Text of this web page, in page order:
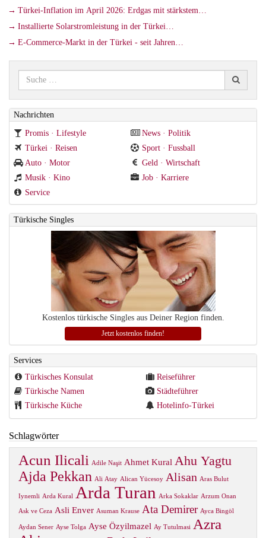
Türkei-Inflation im April 2026: Erdgas mit stärkstem…
Installierte Solarstromleistung in der Türkei…
E-Commerce-Markt in der Türkei - seit Jahren…
Nachrichten
Promis · Lifestyle
News · Politik
Türkei · Reisen
Sport · Fussball
Auto · Motor
Geld · Wirtschaft
Musik · Kino
Job · Karriere
Service
Türkische Singles
Kostenlos türkische Singles aus Deiner Region finden.
Jetzt kostenlos finden!
Services
Türkisches Konsulat
Reiseführer
Türkische Namen
Städteführer
Türkische Küche
Hotelinfo-Türkei
Schlagwörter
Acun Ilicali Adile Naşit Ahmet Kural Ahu Yagtu
Ajda Pekkan Ali Atay Alican Yücesoy Alisan Aras Bulut
Iynemli Arda Kural Arda Turan Arka Sokaklar Arzum Onan
Ask ve Ceza Asli Enver Asuman Krause Ata Demirer Ayca Bingöl
Aydan Sener Ayse Tolga Ayse Özyilmazel Ay Tutulmasi
Azra